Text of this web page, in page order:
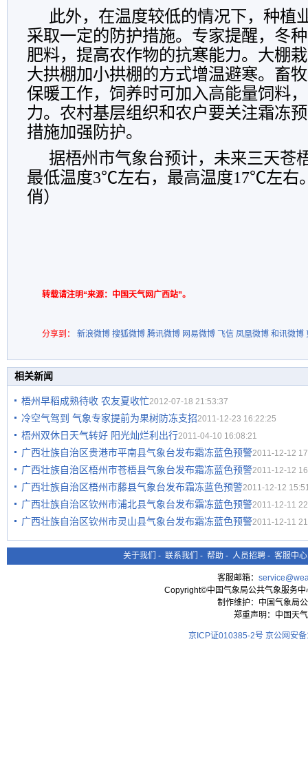
此外，在温度较低的情况下，种植
采取一定的防护措施。专家提醒，冬
肥料，提高农作物的抗寒能力。大棚
大拱棚加小拱棚的方式增温避寒。畜
保暖工作，饲养时可加入高能量饲料
力。农村基层组织和农户要关注霜冻
措施加强防护。
据梧州市气象台预计，未来三天苍
最低温度3℃左右，最高温度17℃左右
俏）
转载请注明“来源：中国天气网广西站”。
分享到： 新浪微博 搜狐微博 腾讯微博 网易微博 飞信 凤凰微博 和讯微博
相关新闻
梧州早稻成熟待收 农友夏收忙2012-07-18 21:53:37
冷空气驾到 气象专家提前为果树防冻支招2011-12-23 16:22:25
梧州双休日天气转好 阳光灿烂利出行2011-04-10 16:08:21
广西壮族自治区贵港市平南县气象台发布霜冻蓝色预警2011-12-12
广西壮族自治区梧州市苍梧县气象台发布霜冻蓝色预警2011-12-12
广西壮族自治区梧州市藤县气象台发布霜冻蓝色预警2011-12-12
广西壮族自治区钦州市浦北县气象台发布霜冻蓝色预警2011-12-11
广西壮族自治区钦州市灵山县气象台发布霜冻蓝色预警2011-12-11
关于我们 - 联系我们 - 帮助 - 人员招聘 - 客服中心
客服邮箱：
Copyright©中国气象局公共气象服务
制作维护：中国气象局
郑重声明：中国天
京ICP证010385-2号 京公网安